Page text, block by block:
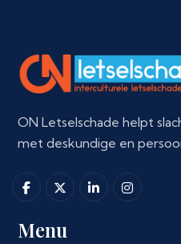
ON Letselschade helpt
met deskundige en
Menu